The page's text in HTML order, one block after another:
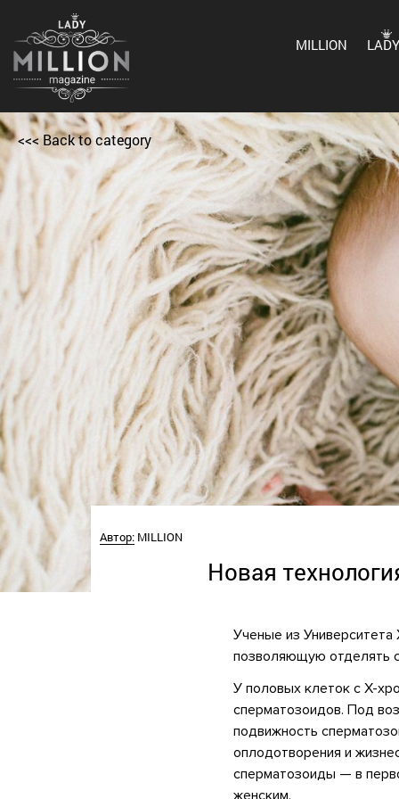
MILLION LADY
<<< Back to category
Автор: MILLION
Новая
Ученые из
позволяющую отделять
У половых клеток с X-
сперматозоидов. Под
подвижность
оплодотворения и
сперматозоиды — в
женским.